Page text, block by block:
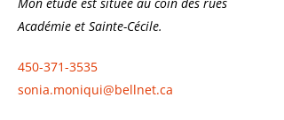
Académie et Sainte-Cécile.
450-371-3535
sonia.moniqui@bellnet.ca